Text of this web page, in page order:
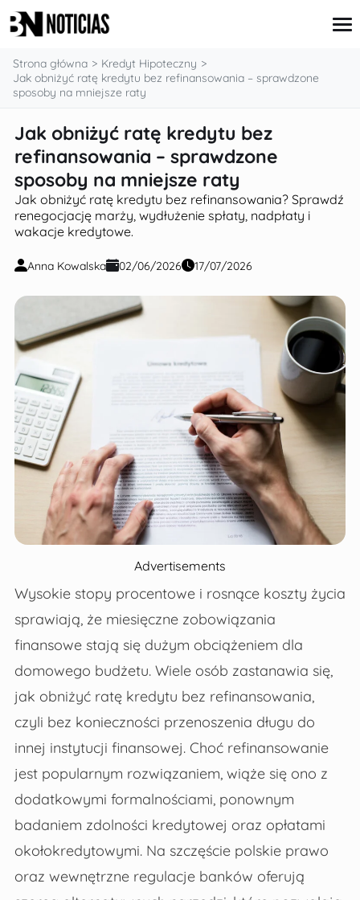
treści
Kredyt Hipoteczny
Kredyt Konsumpcyjny
Inwestycje
Oszczędzanie
Strona główna
Kredyt Hipoteczny
Jak obniżyć ratę kredytu bez refinansowania – sprawdzone
sposoby na mniejsze raty
Jak obniżyć ratę kredytu bez
refinansowania – sprawdzone
sposoby na mniejsze raty
Jak obniżyć ratę kredytu bez refinansowania? Sprawdź
renegocjację marży, wydłużenie spłaty, nadpłaty i
wakacje kredytowe.
Anna Kowalska 02/06/2026 17/07/2026
Advertisements
Wysokie stopy procentowe i rosnące koszty życia
sprawiają, że miesięczne zobowiązania
finansowe stają się dużym obciążeniem dla
domowego budżetu. Wiele osób zastanawia się,
jak obniżyć ratę kredytu bez refinansowania,
czyli bez konieczności przenoszenia długu do
innej instytucji finansowej. Choć refinansowanie
jest popularnym rozwiązaniem, wiąże się ono z
dodatkowymi formalnościami, ponownym
badaniem zdolności kredytowej oraz opłatami
okołokredytowymi. Na szczęście polskie prawo
oraz wewnętrzne regulacje banków oferują